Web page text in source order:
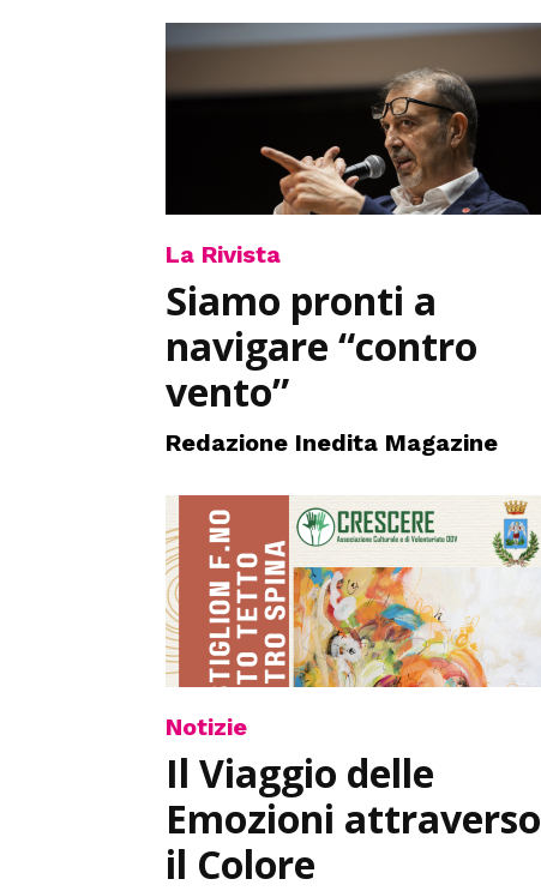
La Rivista
Siamo pronti a
navigare “contro
vento”
Redazione Inedita Magazine
Notizie
Il Viaggio delle
Emozioni attraverso
il Colore